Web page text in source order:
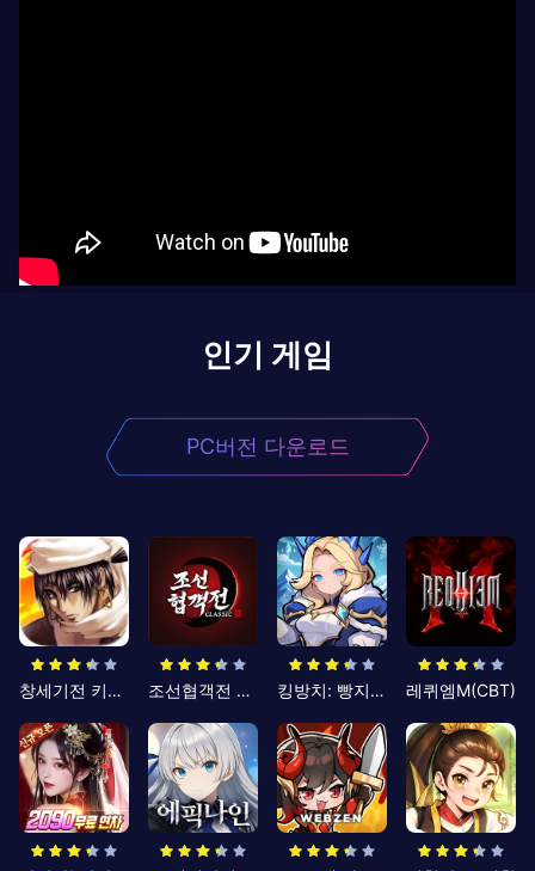
인기 게임
PC버전 다운로드
창세기전 키우기 조선협객전 클래식 킹방치: 빵지의 제왕 레퀴엠M(CBT)